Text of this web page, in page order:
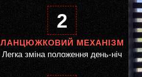
2
ЛАНЦЮЖКОВИЙ МЕХАНІЗМ
Легка зміна положення день-ніч